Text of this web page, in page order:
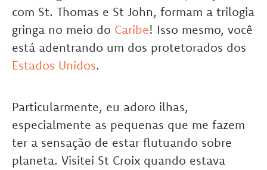
com St. Thomas e St John, formam a trilogia
gringa no meio do Caribe! Isso mesmo, você
está adentrando um dos protetorados dos
Estados Unidos.
Particularmente, eu adoro ilhas,
especialmente as pequenas que me fazem
ter a sensação de estar flutuando sobre
planeta. Visitei St Croix quando estava